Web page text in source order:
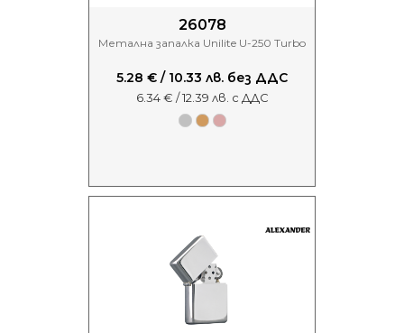
26078
Метална запалка Unilite U-250 Turbo
5.28 € / 10.33 лв. без ДДС
6.34 € / 12.39 лв. с ДДС